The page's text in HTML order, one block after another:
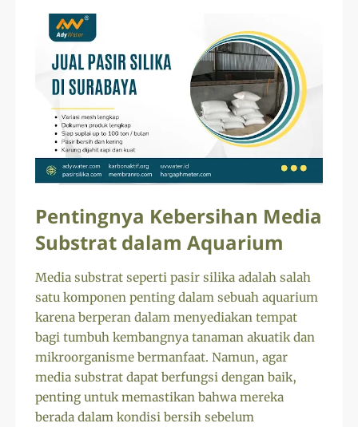
Pentingnya Kebersihan Media
Substrat dalam Aquarium
Media substrat seperti pasir silika adalah salah
satu komponen penting dalam sebuah aquarium
karena berperan dalam menyediakan tempat
bagi tumbuh kembangnya tanaman akuatik dan
mikroorganisme bermanfaat. Namun, agar
media substrat dapat berfungsi dengan baik,
penting untuk memastikan bahwa mereka
berada dalam kondisi bersih sebelum